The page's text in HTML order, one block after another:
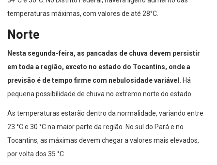
temperaturas máximas, com valores de até 28°C.
Norte
Nesta segunda-feira, as pancadas de chuva devem persistir
em toda a região, exceto no estado do Tocantins, onde a
previsão é de tempo firme com nebulosidade variável. Há
pequena possibilidade de chuva no extremo norte do estado.
As temperaturas estarão dentro da normalidade, variando entre
23 °C e 30 °C na maior parte da região. No sul do Pará e no
Tocantins, as máximas devem chegar a valores mais elevados,
por volta dos 35 °C.